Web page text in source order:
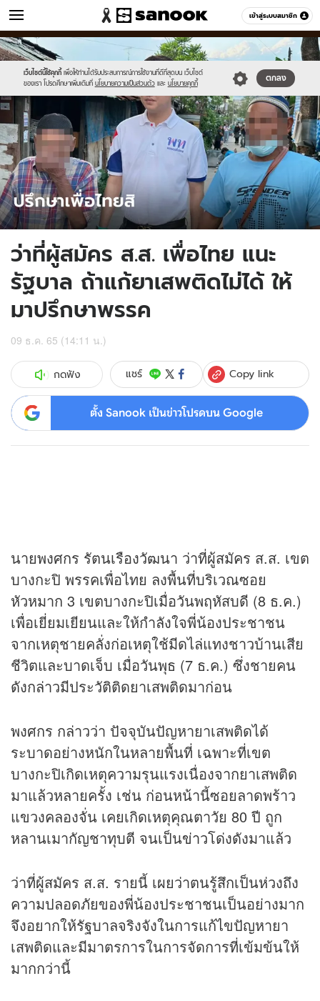
เข้าสู่ระบบสมาชิก
ข่าว หมวดอื่นๆ
เว็บไซต์นี้ใช้คุกกี้ เพื่อให้ท่านได้รับประสบการณ์การใช้งานที่ดีที่สุดบน เว็บไซต์
ของเรา โปรดศึกษาเพิ่มเติมที่ นโยบายความเป็นส่วนตัว และ นโยบายคุกกี้
ตกลง
Sanook
//s.isanook.com/sr/0/images/logo-
new-
sanook.png
600
60
//s.isanook.com/ns/0/ud/1735/8675522/pheuthai-
bangkapi.jpg
ว่าที่ผู้สมัคร ส.ส. เพื่อไทย แนะ
รัฐบาล ถ้าแก้ยาเสพติดไม่ได้ ให้
มาปรึกษาพรรค
09 ธ.ค. 65 (14:11 น.)
กดฟัง แชร์ Copy link
ตั้ง Sanook เป็นข่าวโปรดบน Google
นายพงศกร รัตนเรืองวัฒนา ว่าที่ผู้สมัคร ส.ส. เขต
บางกะปิ พรรคเพื่อไทย ลงพื้นที่บริเวณซอย
หัวหมาก 3 เขตบางกะปิเมื่อวันพฤหัสบดี (8 ธ.ค.)
เพื่อเยี่ยมเยียนและให้กำลังใจพี่น้องประชาชน
จากเหตุชายคลั่งก่อเหตุใช้มีดไล่แทงชาวบ้านเสีย
ชีวิตและบาดเจ็บ เมื่อวันพุธ (7 ธ.ค.) ซึ่งชายคน
ดังกล่าวมีประวัติติดยาเสพติดมาก่อน
พงศกร กล่าวว่า ปัจจุบันปัญหายาเสพติดได้
ระบาดอย่างหนักในหลายพื้นที่ เฉพาะที่เขต
บางกะปิเกิดเหตุความรุนแรงเนื่องจากยาเสพติด
มาแล้วหลายครั้ง เช่น ก่อนหน้านี้ซอยลาดพร้าว
แขวงคลองจั่น เคยเกิดเหตุคุณตาวัย 80 ปี ถูก
หลานเมากัญชาทุบตี จนเป็นข่าวโด่งดังมาแล้ว
ว่าที่ผู้สมัคร ส.ส. รายนี้ เผยว่าตนรู้สึกเป็นห่วงถึง
ความปลอดภัยของพี่น้องประชาชนเป็นอย่างมาก
จึงอยากให้รัฐบาลจริงจังในการแก้ไขปัญหายา
เสพติดและมีมาตรการในการจัดการที่เข้มข้นให้
มากกว่านี้